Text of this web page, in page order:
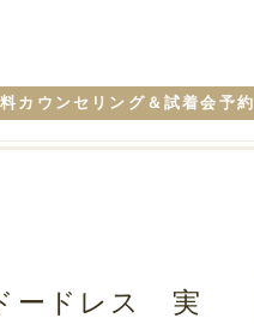
カウンセリング＆試着会予約
ードレス 実